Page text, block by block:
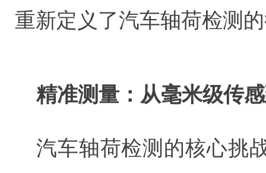
重新定义了汽车轴荷检测
精准测量：从毫米级传
汽车轴荷检测的核心挑